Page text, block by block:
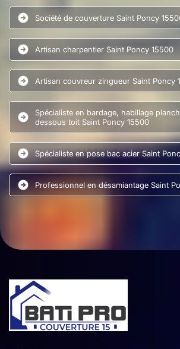
Société de couverture Saint Poncy
Artisan charpentier Saint Poncy 15500
Artisan couvreur zingueur Saint Poncy
Spécialiste en bardage, habillage
dessous toit Saint Poncy 15500
Spécialiste en pose bac acier Saint
Professionnel en désamiantage Saint